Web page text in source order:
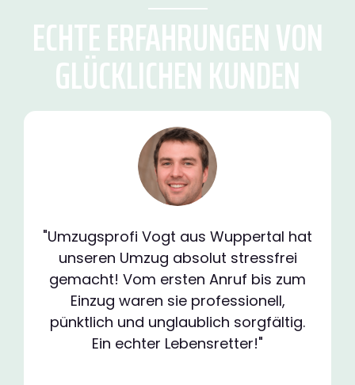
ECHTE ERFAHRUNGEN VON
GLÜCKLICHEN KUNDEN
"Umzugsprofi Vogt aus Wuppertal hat
unseren Umzug absolut stressfrei
gemacht! Vom ersten Anruf bis zum
Einzug waren sie professionell,
pünktlich und unglaublich sorgfältig.
Ein echter Lebensretter!"